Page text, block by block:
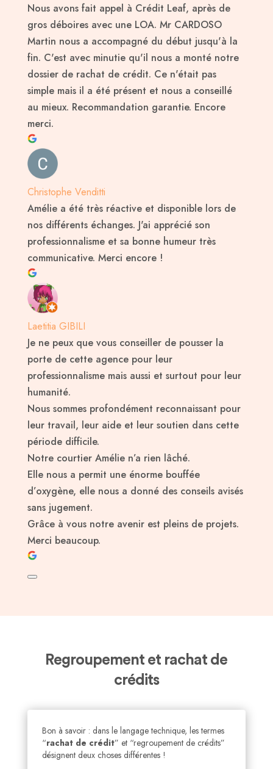
Nous avons fait appel à Crédit Leaf, après de
gros déboires avec une LOA. Mr CARDOSO
Martin nous a accompagné du début jusqu'à la
fin. C'est avec minutie qu'il nous a monté notre
dossier de rachat de crédit. Ce n'était pas
simple mais il a été présent et nous a conseillé
au mieux. Recommandation garantie. Encore
merci.
Christophe Venditti
Amélie a été très réactive et disponible lors de
nos différents échanges. J'ai apprécié son
professionnalisme et sa bonne humeur très
communicative. Merci encore !
Laetitia GIBILI
Je ne peux que vous conseiller de pousser la
porte de cette agence pour leur
professionnalisme mais aussi et surtout pour leur
humanité.
Nous sommes profondément reconnaissant pour
leur travail, leur aide et leur soutien dans cette
période difficile.
Notre courtier Amélie n’a rien lâché.
Elle nous a permit une énorme bouffée
d’oxygène, elle nous a donné des conseils avisés
sans jugement.
Grâce à vous notre avenir est pleins de projets.
Merci beaucoup.
Regroupement et rachat de
crédits
Bon à savoir : dans le langage technique, les termes
“rachat de crédit” et “regroupement de crédits”
désignent deux choses différentes !